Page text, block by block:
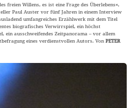
freien Willens, es ist eine Frage des Überlebens«,
Paul Auster vor fünf Jahren in einem Interview
umfangreiches Erzählwerk mit dem Titel
biografisches Verwirrspiel, ein höchst
ein ausschweifendes Zeitpanorama – vor allem
eines verdienstvollen Autors. VonPETER